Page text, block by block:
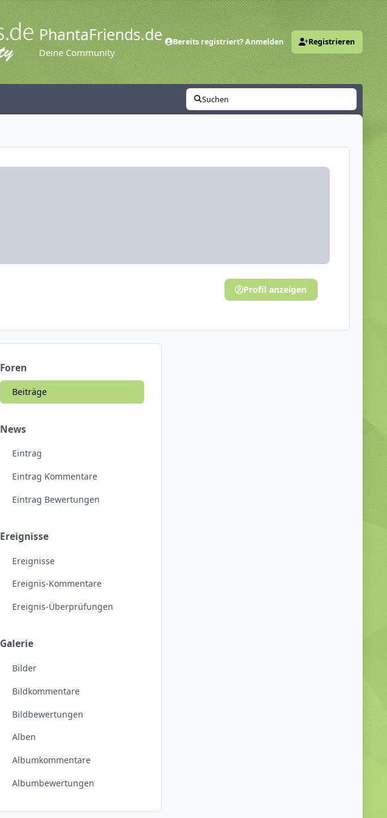
PhantaFriends.de
Deine Community
Bereits registriert? Anmelden Registrieren
Suchen
Profil anzeigen
Foren
Beiträge
News
Eintrag
Eintrag Kommentare
Eintrag Bewertungen
Ereignisse
Ereignisse
Ereignis-Kommentare
Ereignis-Überprüfungen
Galerie
Bilder
Bildkommentare
Bildbewertungen
Alben
Albumkommentare
Albumbewertungen